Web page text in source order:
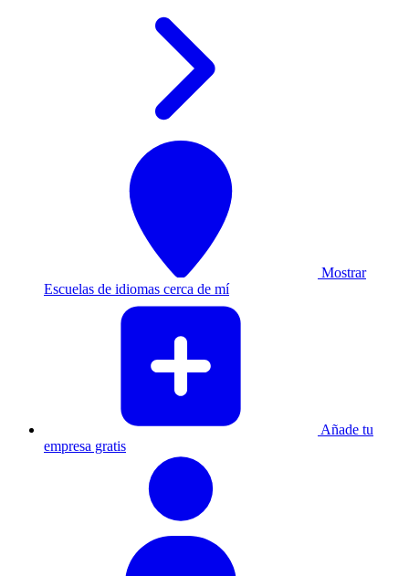
Mostrar
Escuelas de idiomas cerca de mí
Añade tu
empresa gratis